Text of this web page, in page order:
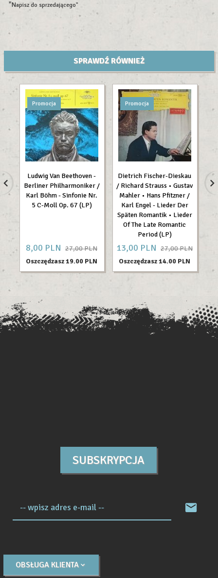
"Napisz do sprzedającego"
SPRAWDŹ RÓWNIEŻ
Promocja
Ludwig Van Beethoven -
Berliner Philharmoniker /
Karl Böhm - Sinfonie Nr.
5 C-Moll Op. 67 (LP)
8,00 PLN 27,00 PLN
Oszczędzasz 19.00 PLN
Promocja
Dietrich Fischer-Dieskau
/ Richard Strauss • Gustav
Mahler • Hans Pfitzner /
Karl Engel - Lieder Der
Späten Romantik • Lieder
Of The Late Romantic
Period (LP)
13,00 PLN 27,00 PLN
Oszczędzasz 14.00 PLN
SUBSKRYPCJA
-- wpisz adres e-mail --
OBSŁUGA KLIENTA